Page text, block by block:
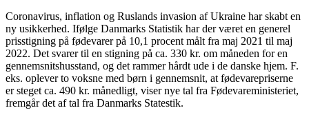
Coronavirus, inflation og Ruslands invasion af Ukraine har skabt en
ny usikkerhed. Ifølge Danmarks Statistik har der været en generel
prisstigning på fødevarer på 10,1 procent målt fra maj 2021 til maj
2022. Det svarer til en stigning på ca. 330 kr. om måneden for en
gennemsnitshusstand, og det rammer hårdt ude i de danske hjem. F.
eks. oplever to voksne med børn i gennemsnit, at fødevarepriserne
er steget ca. 490 kr. månedligt, viser nye tal fra Fødevareministeriet,
fremgår det af tal fra Danmarks Statestik.